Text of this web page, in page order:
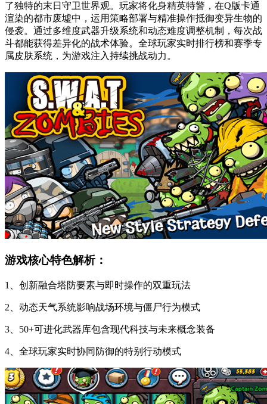
了独特的末日守卫世界观。玩家将化身精英特警，在Q版卡通
渲染的都市废墟中，运用策略部署与精准操作抵御变异生物的
侵袭。通过多维度武器升级系统和动态难度调整机制，每次战
斗都能获得差异化的战术体验。全球玩家实时排行榜和赛季专
属皮肤系统，为游戏注入持续挑战动力。
游戏核心特色解析：
1、创新融合塔防要素与即时操作的双重玩法
2、动态天气系统影响战场环境与僵尸行为模式
3、50+可进化武器库包含现代科技与未来概念装备
4、全球玩家实时协同防御的特别行动模式